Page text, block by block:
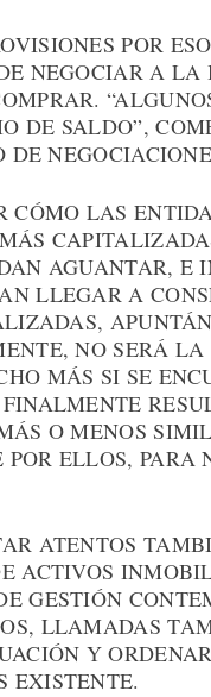
POR
NEGOCIAR A LA
DE SALDO”,
DE
LAS
AGUANTAR, E
LLEGAR A
NO SERÁ
MÁS SI SE
O MENOS
ELLOS, PARA
ATENTOS
ACTIVOS
GESTIÓN
LLAMADAS
Y
EXISTENTE.